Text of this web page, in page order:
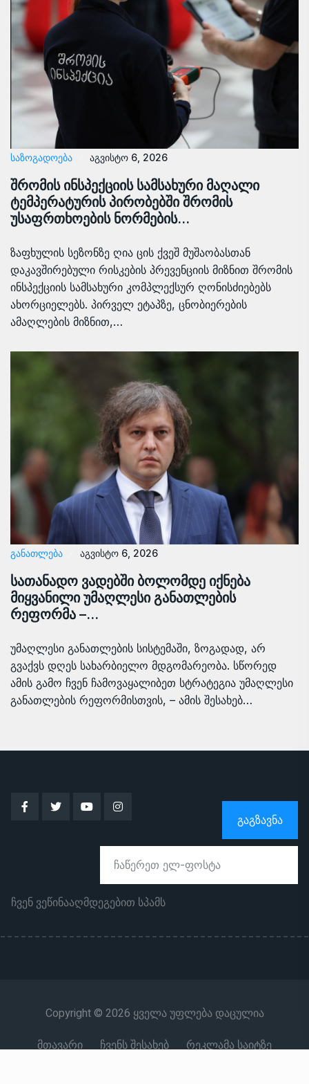
ᲡᲐᲖᲝᲒᲐᲓᲝᲔᲑᲐ აგვისტო 6, 2026
შრომის ინსპექციის სამსახური მაღალი
ტემპერატურის პირობებში შრომის
უსაფრთხოების ნორმების…
ზაფხულის სეზონზე ღია ცის ქვეშ მუშაობასთან
დაკავშირებული რისკების პრევენციის მიზნით შრომის
ინსპექციის სამსახური კომპლექსურ ღონისძიებებს
ახორციელებს. პირველ ეტაპზე, ცნობიერების
ამაღლების მიზნით,…
ᲒᲐᲜᲐᲗᲚᲔᲑᲐ აგვისტო 6, 2026
სათანადო ვადებში ბოლომდე იქნება
მიყვანილი უმაღლესი განათლების
რეფორმა –…
უმაღლესი განათლების სისტემაში, ზოგადად, არ
გვაქვს დღეს სახარბიელო მდგომარეობა. სწორედ
ამის გამო ჩვენ ჩამოვაყალიბეთ სტრატეგია უმაღლესი
განათლების რეფორმისთვის, – ამის შესახებ…
ᲒᲐᲒᲖᲐᲕᲜᲐ
ჩვენ ვეწინააღმდეგებით სპამს
Copyright © 2026 ყველა უფლება დაცულია
მთავარი
ჩვენს შესახებ
რეკლამა საიტზე